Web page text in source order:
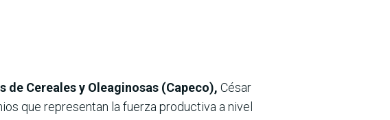
Cereales y Oleaginosas (Capeco), César
que representan la fuerza productiva a nivel